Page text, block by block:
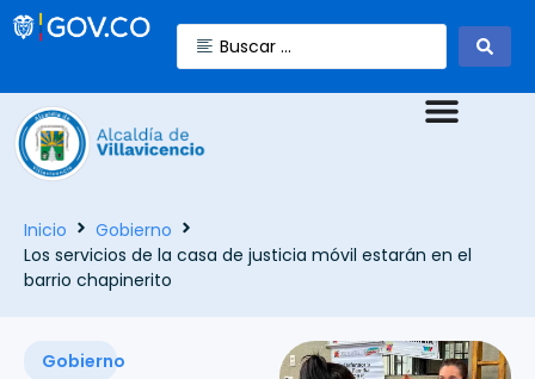
Inicio
Gobierno
Los servicios de la casa de justicia móvil estarán en el
barrio chapinerito
Gobierno